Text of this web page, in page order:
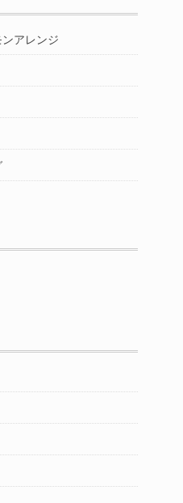
アレンジ